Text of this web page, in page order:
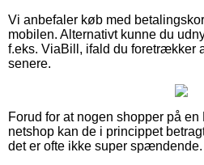
Vi anbefaler køb med
mobilen. Alternativt kunne du
f.eks. ViaBill, ifald du foretrækker
senere.
Forud for at nogen shopper på
netshop kan de i princippet
det er ofte ikke super spændende.